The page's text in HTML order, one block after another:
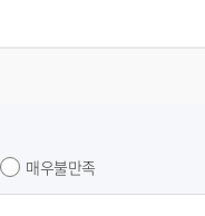
매우불만족